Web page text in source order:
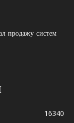
продажу систем
16340